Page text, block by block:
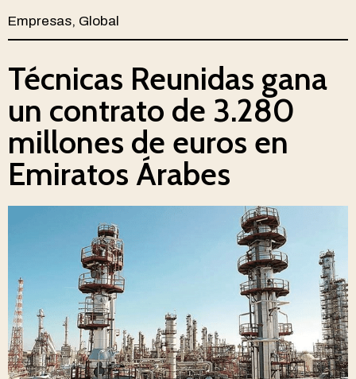
Empresas, Global
Técnicas Reunidas gana
un contrato de 3.280
millones de euros en
Emiratos Árabes